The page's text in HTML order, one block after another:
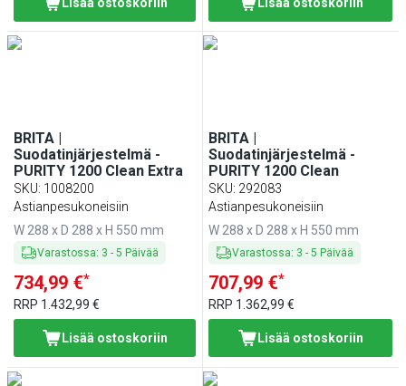
BRITA |
Suodatinjärjestelmä -
PURITY 1200 Clean Extra
SKU: 1008200
Astianpesukoneisiin
W 288 x D 288 x H 550 mm
Varastossa: 3 - 5 Päivää
734,99 €*
RRP 1.432,99 €
Lisää ostoskoriin
BRITA |
Suodatinjärjestelmä -
PURITY 1200 Clean
SKU: 292083
Astianpesukoneisiin
W 288 x D 288 x H 550 mm
Varastossa: 3 -5 Päivää
707,99 €*
RRP 1.362,99 €
Lisää ostoskoriin